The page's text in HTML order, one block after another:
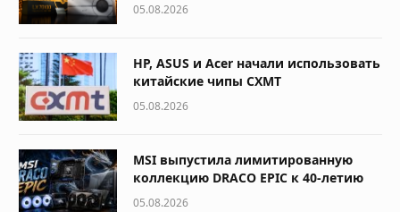
05.08.2026
HP, ASUS и Acer начали использовать
китайские чипы CXMT
05.08.2026
MSI выпустила лимитированную
коллекцию DRACO EPIC к 40-летию
05.08.2026